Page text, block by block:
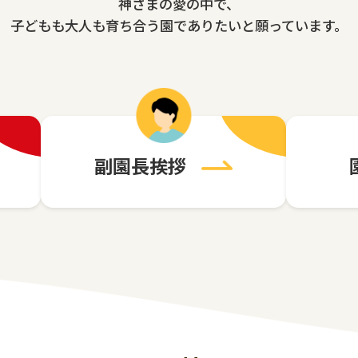
子どもも大人も育ち合う園でありたいと願っています。
副園長挨拶